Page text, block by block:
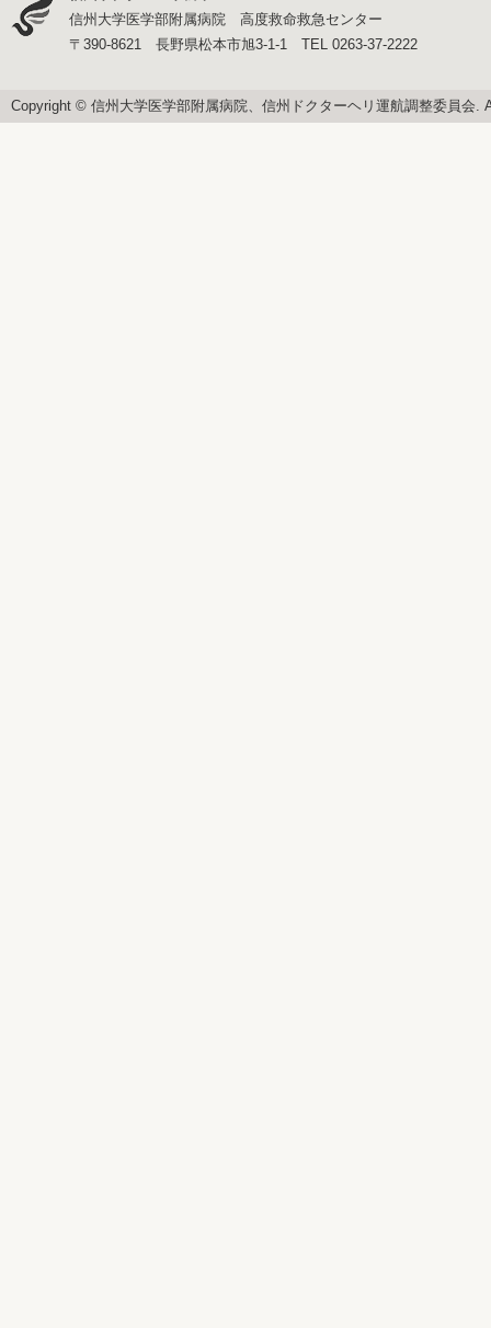
信州大学医学部附属病院 高度救命救急センター
〒390-8621 長野県松本市旭3-1-1 TEL 0263-37-2222
Copyright © 信州大学医学部附属病院、信州ドクターヘリ運航調整委員会.